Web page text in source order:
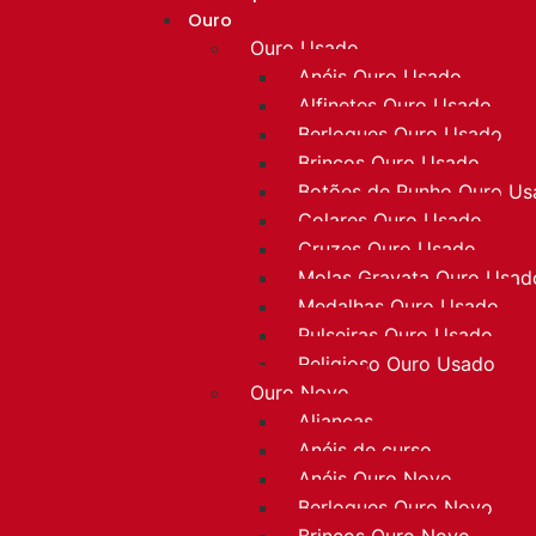
Ouro
Ouro Usado
Anéis Ouro Usado
Alfinetes Ouro Usado
Berloques Ouro Usado
Brincos Ouro Usado
Botões de Punho Ouro
Colares Ouro Usado
Cruzes Ouro Usado
Molas Gravata Ouro
Medalhas Ouro Usado
Pulseiras Ouro Usado
Religioso Ouro Usado
Ouro Novo
Alianças
Anéis de curso
Anéis Ouro Novo
Berloques Ouro Novo